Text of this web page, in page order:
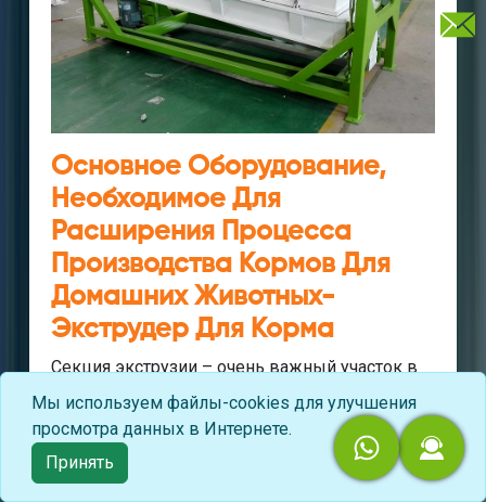
Мы используем файлы-cookies для улучшения
просмотра данных в Интернете.
Принять
Основное Оборудование,
Необходимое Для
Расширения Процесса
Производства Кормов Для
Домашних Животных-
Экструдер Для Корма
Секция экструзии – очень важный участок в
процессе производства кормов для
домашних животных, который напрямую
связан с качеством домашних животных.
Основным оборудованием, используемым на
участке экструзии, является питающий